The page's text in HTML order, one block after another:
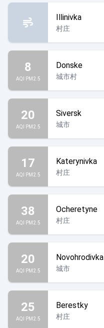
Illinivka
村庄
8
AQI PM2.5
Donske
城市村
20
AQI PM2.5
Siversk
城市
17
AQI PM2.5
Katerynivka
村庄
38
AQI PM2.5
Ocheretyne
村庄
20
AQI PM2.5
Novohrodivka
城市
25
AQI PM2.5
Berestky
村庄